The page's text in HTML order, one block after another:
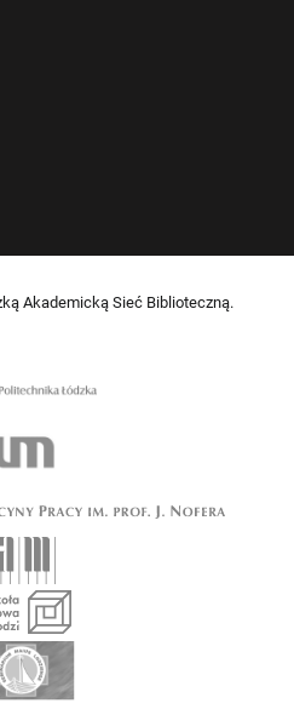
Akademicką Sieć Biblioteczną.